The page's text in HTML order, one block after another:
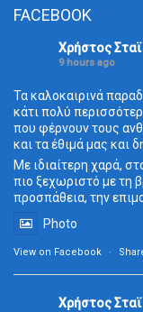
FACEBOOK
Χρήστος
9 hours ago
Τα καλοκαιρινά
κάτι πολύ
που φέρνουν τους
και τα έθιμά μας και
Με ιδιαίτερη χαρά,
πιο ξεχωριστό με τη
προσπάθεια, την
Photo
View on Facebook ·
Χρήστος